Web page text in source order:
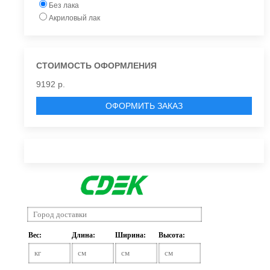
Без лака
Акриловый лак
СТОИМОСТЬ ОФОРМЛЕНИЯ
9192 р.
ОФОРМИТЬ ЗАКАЗ